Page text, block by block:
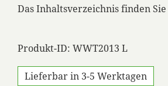
Das Inhaltsverzeichnis finden Sie
Produkt-ID: WWT2013 L
Lieferbar in 3-5 Werktagen